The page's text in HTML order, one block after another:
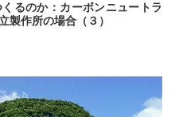
るのか：カーボンニュートラ
製作所の場合（３）